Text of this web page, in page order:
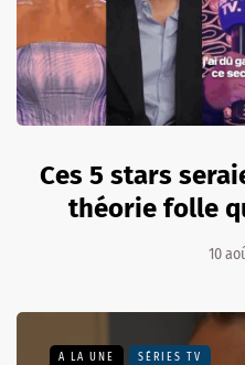
Ces 5 stars
théorie folle
10
A LA UNE SÉRIES TV